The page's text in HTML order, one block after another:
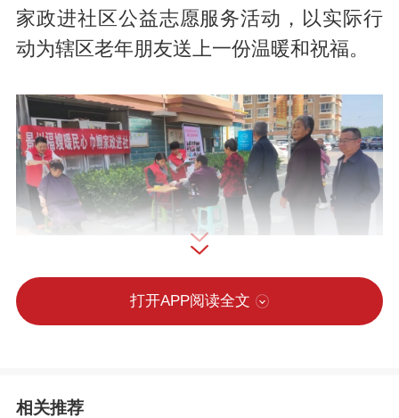
家政进社区公益志愿服务活动，以实际行
动为辖区老年朋友送上一份温暖和祝福。
打开APP阅读全文
相关推荐